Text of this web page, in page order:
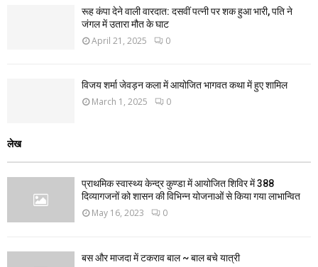
रूह कंपा देने वाली वारदात: दसवीं पत्नी पर शक हुआ भारी, पति ने
जंगल में उतारा मौत के घाट
April 21, 2025 0
विजय शर्मा जेवड़न कला में आयोजित भागवत कथा में हुए शामिल
March 1, 2025 0
लेख
प्राथमिक स्वास्थ्य केन्द्र कुण्डा में आयोजित शिविर में 388
दिव्यागजनों को शासन की विभिन्न योजनाओं से किया गया लाभान्वित
May 16, 2023 0
बस और माजदा में टकराव बाल ~ बाल बचे यात्री